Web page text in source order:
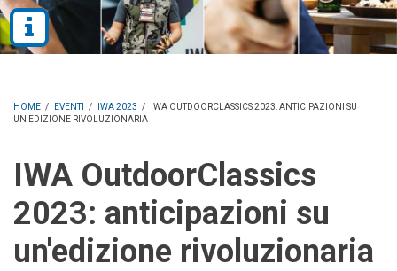
HOME / EVENTI / IWA 2023 /
IWA OUTDOORCLASSICS 2023: ANTICIPAZIONI SU
UN'EDIZIONE RIVOLUZIONARIA
IWA OutdoorClassics
2023: anticipazioni su
un'edizione rivoluzionaria